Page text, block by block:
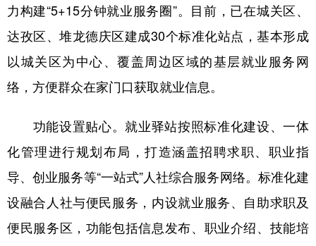
力构建“5+15分钟就业服务圈”。目前，已在城关区、
达孜区、堆龙德庆区建成30个标准化站点，基本形成
以城关区为中心、覆盖周边区域的基层就业服务网
络，方便群众在家门口获取就业信息。
功能设置贴心。就业驿站按照标准化建设、一体
化管理进行规划布局，打造涵盖招聘求职、职业指
导、创业服务等“一站式”人社综合服务网络。标准化建
设融合人社与便民服务，内设就业服务、自助求职及
便民服务区，功能包括信息发布、职业介绍、技能培